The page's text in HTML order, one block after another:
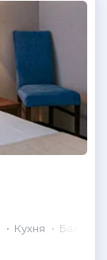
Кухня
Балкон